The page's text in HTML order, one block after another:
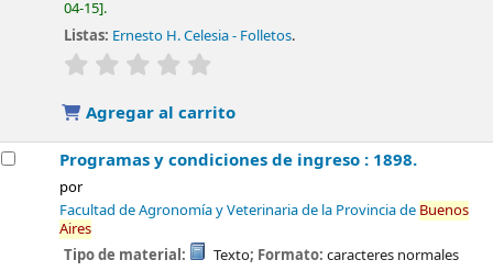
04-15 .
Listas: Ernesto H. Celesia - Folletos.
valoración
Agregar al carrito
Programas y condiciones de ingreso : 1898.
por
Facultad de Agronomía y Veterinaria de la Provincia de Buenos
Aires
Tipo de material: Texto; Formato: caracteres normales